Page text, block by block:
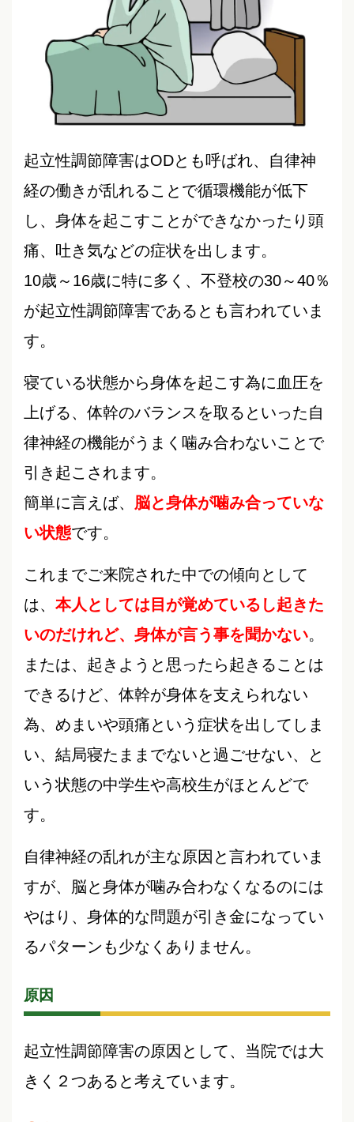
起立性調節障害はODとも呼ばれ、自律神
経の働きが乱れることで循環機能が低下
し、身体を起こすことができなかったり頭
痛、吐き気などの症状を出します。
10歳～16歳に特に多く、不登校の30～40％
が起立性調節障害であるとも言われていま
す。
寝ている状態から身体を起こす為に血圧を
上げる、体幹のバランスを取るといった自
律神経の機能がうまく噛み合わないことで
引き起こされます。
簡単に言えば、 脳と身体が噛み合っていな
い状態です。
これまでご来院された中での傾向として
は、 本人としては目が覚めているし起きた
いのだけれど、身体が言う事を聞かない。
または、起きようと思ったら起きることは
できるけど、体幹が身体を支えられない
為、めまいや頭痛という症状を出してしま
い、結局寝たままでないと過ごせない、と
いう状態の中学生や高校生がほとんどで
す。
自律神経の乱れが主な原因と言われていま
すが、脳と身体が噛み合わなくなるのには
やはり、身体的な問題が引き金になってい
るパターンも少なくありません。
原因
起立性調節障害の原因として、当院では大
きく２つあると考えています。